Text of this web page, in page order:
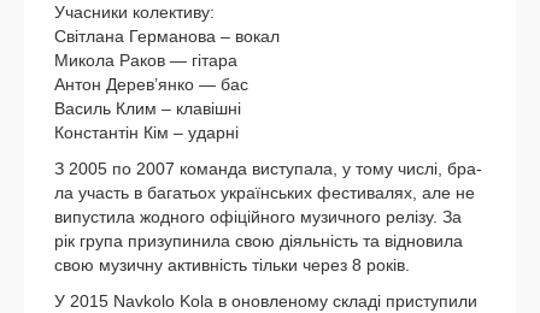
Учасники колек­ти­ву:
Світлана Германова – вокал
Микола Раков — гіта­ра
Антон Дерев’янко — бас
Василь Клим – клавіш­ні
Константін Кім – удар­ні
З 2005 по 2007 коман­да висту­па­ла, у тому числі, бра­
ла участь в багатьох українсь­ких фести­ва­лях, але не
випу­сти­ла жод­но­го офі­цій­но­го музич­но­го релі­зу. За
рік група призу­пи­ни­ла свою діяль­ність та від­но­ви­ла
свою музич­ну актив­ність тіль­ки через 8 років.
У 2015 Navkolo Kola в онов­ле­но­му скла­ді при­сту­пи­ли